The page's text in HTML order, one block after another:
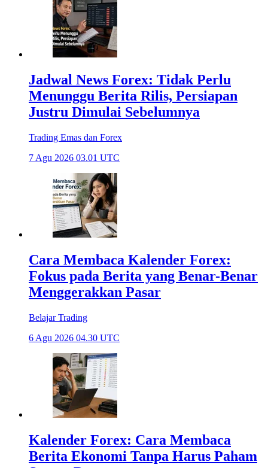
Jadwal News Forex: Tidak Perlu
Menunggu Berita Rilis, Persiapan
Justru Dimulai Sebelumnya
Trading Emas dan Forex
7 Agu 2026 03.01 UTC
Cara Membaca Kalender Forex:
Fokus pada Berita yang Benar-Benar
Menggerakkan Pasar
Belajar Trading
6 Agu 2026 04.30 UTC
Kalender Forex: Cara Membaca
Berita Ekonomi Tanpa Harus Paham